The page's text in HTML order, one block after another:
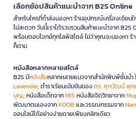
เลือกช้อปสินค้าแนะนำจาก B2S Online
สำหรับใครที่กำลังมองหา ร้านอุปกรณ์เครื่องเขียน
ไม่สะดวก วันนี้เราได้รวบรวมสินค้าแนะนำจาก
พร้อมตอบโจทย์ทุกไลฟ์สไตล์ ไม่ว่าคุณจะมองหา ร้
ก็ตาม
หนังสือหลากหลายสไตล์
B2S มีหนังสือหลากหลายแนวจากสำนักพิมพ์ชั้นนำ
Lavender, ตำราเรียนเข้มข้นของดร. ศุภวัฒน์ พุก
บุญ, หนังสือเด็กจากMIS หนังสือจิตวิทยาจาก
พัฒนาตนเองจากKOOB และวรรณกรรมจาก
ออนไลน์ได้อย่างง่ายดายเพียงคลิกเดียว